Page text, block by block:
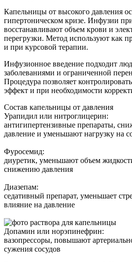
Капельницы от высокого давления
гипертоническом кризе. Инфузии
восстанавливают объем крови и
перегрузки. Метод используют как
и при курсовой терапии.
Инфузионное введение подходит
заболеваниями и ограниченной
Процедура позволяет
эффект и при необходимости
Состав капельницы от давления
Урапидил или нитроглицерин:
антигипертензивные препараты,
давление и уменьшают нагрузку на
Фуросемид:
диуретик, уменьшают объем
снижению давления
Диазепам:
седативный препарат, уменьшает
влияние на давление
Допамин или норэпинефрин:
вазопрессоры, повышают
сужения сосудов